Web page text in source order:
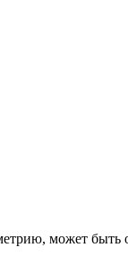
может быть